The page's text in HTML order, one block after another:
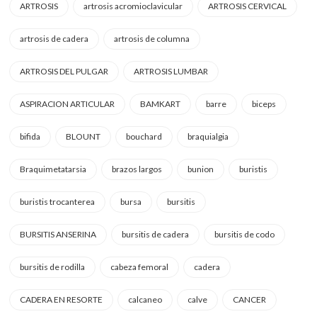
ARTROSIS artrosis acromioclavicular ARTROSIS CERVICAL
artrosis de cadera artrosis de columna
ARTROSIS DEL PULGAR ARTROSIS LUMBAR
ASPIRACION ARTICULAR BAMKART barre biceps
bifida BLOUNT bouchard braquialgia
Braquimetatarsia brazos largos bunion buristis
buristis trocanterea bursa bursitis
BURSITIS ANSERINA bursitis de cadera bursitis de codo
bursitis de rodilla cabeza femoral cadera
CADERA EN RESORTE calcaneo calve CANCER